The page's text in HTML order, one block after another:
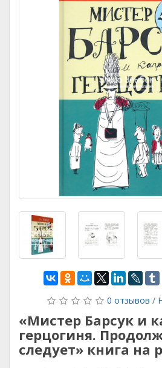
0 отзывов /
«Мистер Барсук и
герцогиня.
следует» книга на